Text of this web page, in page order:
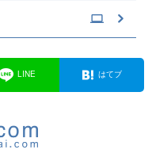
LINE はてブ